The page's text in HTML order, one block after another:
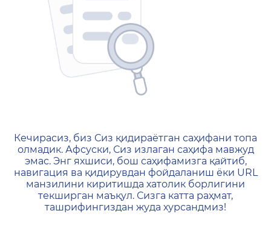
404 — Страница не
Кечирасиз, биз Сиз қидираётган саҳифани топа
олмадик. Афсуски, Сиз излаган саҳифа мавжуд
эмас. Энг яхшиси, бош саҳифамизга қайтиб,
навигация ва қидирувдан фойдаланиш ёки URL
манзилини киритишда хатолик борлигини
текширган маъқул. Сизга катта раҳмат,
ташрифингиздан жуда хурсандмиз!